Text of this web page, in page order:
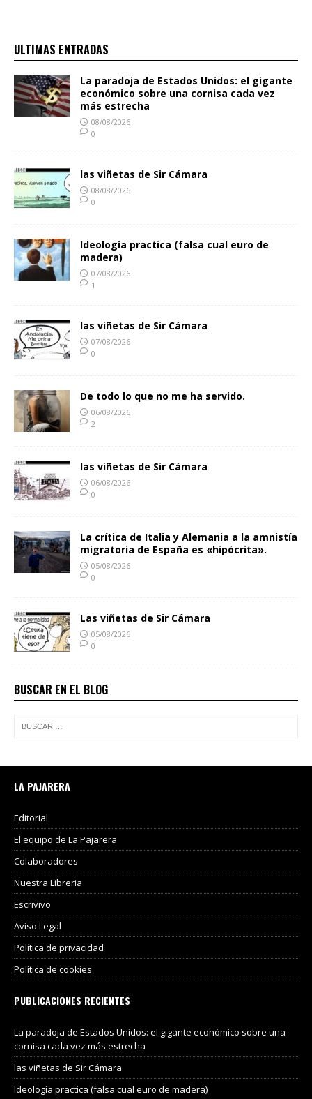
ULTIMAS ENTRADAS
La paradoja de Estados Unidos: el gigante
económico sobre una cornisa cada vez
más estrecha
08/08/2026
0
las viñetas de Sir Cámara
08/08/2026
0
Ideología practica (falsa cual euro de
madera)
07/08/2026
1
las viñetas de Sir Cámara
07/08/2026
0
De todo lo que no me ha servido.
06/08/2026
2
las viñetas de Sir Cámara
06/08/2026
0
La crítica de Italia y Alemania a la amnistía
migratoria de España es «hipócrita».
05/08/2026
0
Las viñetas de Sir Cámara
05/08/2026
0
BUSCAR EN EL BLOG
LA PAJARERA
Editorial
El equipo de La Pajarera
Colaboradores
Nuestra Libreria
Escrivivo
Aviso Legal
Política de privacidad
Política de cookies
PUBLICACIONES RECIENTES
La paradoja de Estados Unidos: el gigante económico sobre una
cornisa cada vez más estrecha
las viñetas de Sir Cámara
Ideología practica (falsa cual euro de madera)